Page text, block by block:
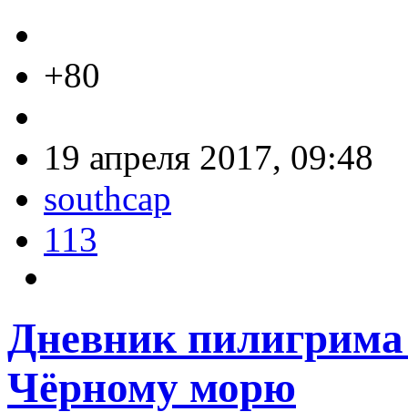
+80
19 апреля 2017, 09:48
southcap
113
Дневник
Чёрному морю